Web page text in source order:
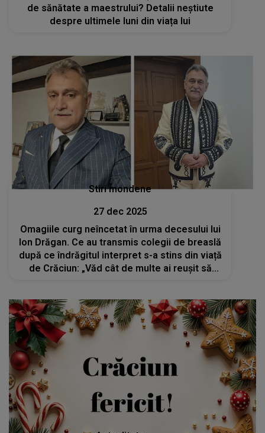
de sănătate a maestrului? Detalii neștiute
despre ultimele luni din viața lui
Stiri mondene
27 dec 2025
Omagiile curg neîncetat în urma decesului lui
Ion Drăgan. Ce au transmis colegii de breaslă
după ce îndrăgitul interpret s-a stins din viață
de Crăciun: „Văd cât de multe ai reușit să